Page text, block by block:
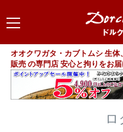
オオクワガタ・カブトムシ 生
販売 の専門店 安心と拘りをお届
ロ